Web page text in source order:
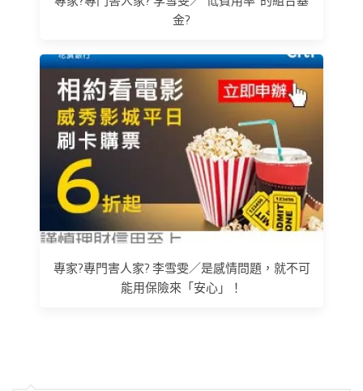
金?
專家?專門害人家? 李雪雯／是感情問題，就不可
能用保險來「安心」！